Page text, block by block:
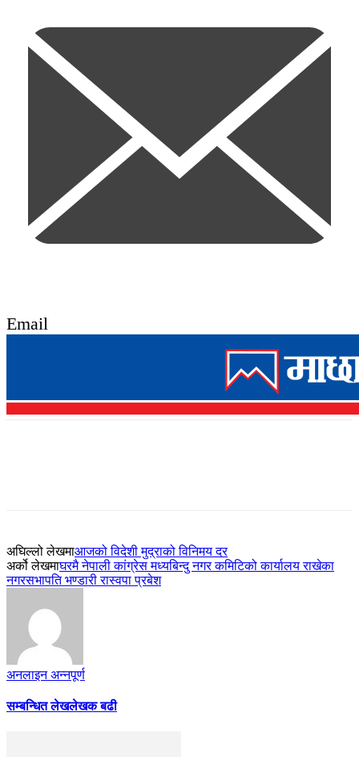
Email
अघिल्लो लेखमाआजको विदेशी मुद्राको विनिमय दर
अर्को लेखमाघरमै नेपाली कांग्रेस मध्यबिन्दु नगर कमिटिको कार्यालय राखेका
नगरसभापति भण्डारी रास्वपा प्रबेश
अनलाइन अन्नपूर्ण
सम्बन्धित लेखलेखक बढी